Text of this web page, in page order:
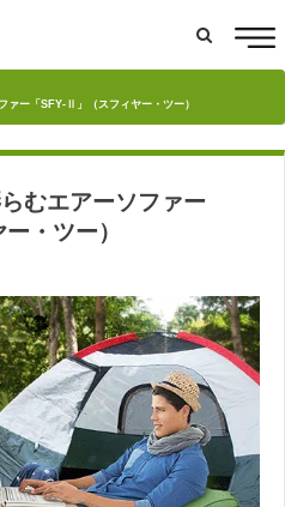
ァー「SFY-Ⅱ」（スフィヤー・ツー）
むエアーソファー
・ツー）